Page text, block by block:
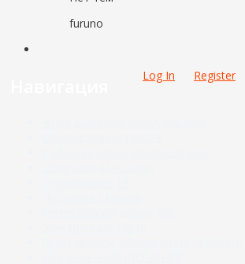
furuno
Log In Register